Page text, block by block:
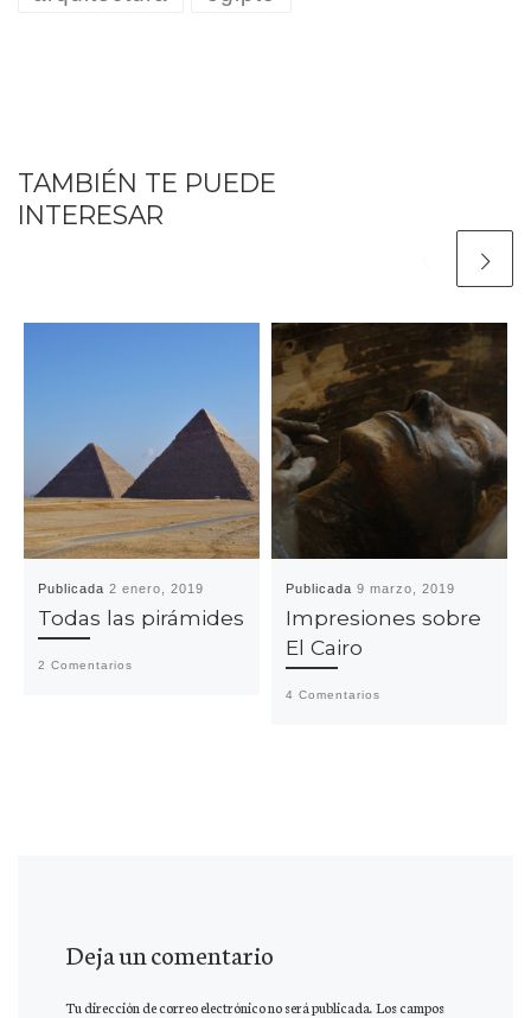
TAMBIÉN TE PUEDE
INTERESAR
Publicada2 enero, 2019
Todas las pirámides
2 Comentarios
Publicada9 marzo, 2019
Impresiones sobre
El Cairo
4 Comentarios
Deja un comentario
Tu dirección de correo electrónico no será publicada.Los campos